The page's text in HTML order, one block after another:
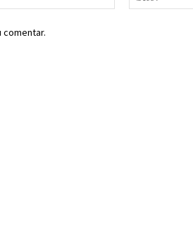
mail:*
comentar.